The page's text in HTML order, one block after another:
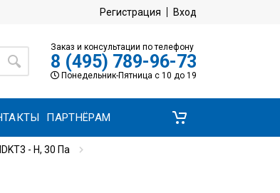
Регистрация Вход
Заказ и консультации по телефону
8 (495) 789-96-73
Понедельник-Пятница с 10 до 19
ПАРТНЁРАМ
- H, 30 Па